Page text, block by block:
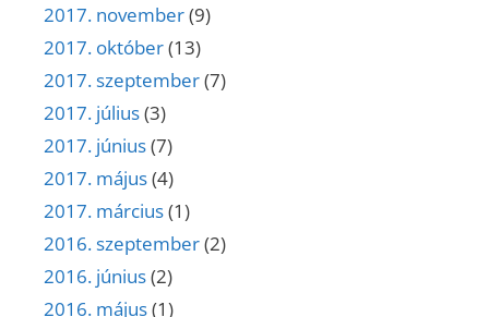
2017. november(9)
2017. október(13)
2017. szeptember(7)
2017. július(3)
2017. június(7)
2017. május(4)
2017. március(1)
2016. szeptember(2)
2016. június(2)
2016. május(1)